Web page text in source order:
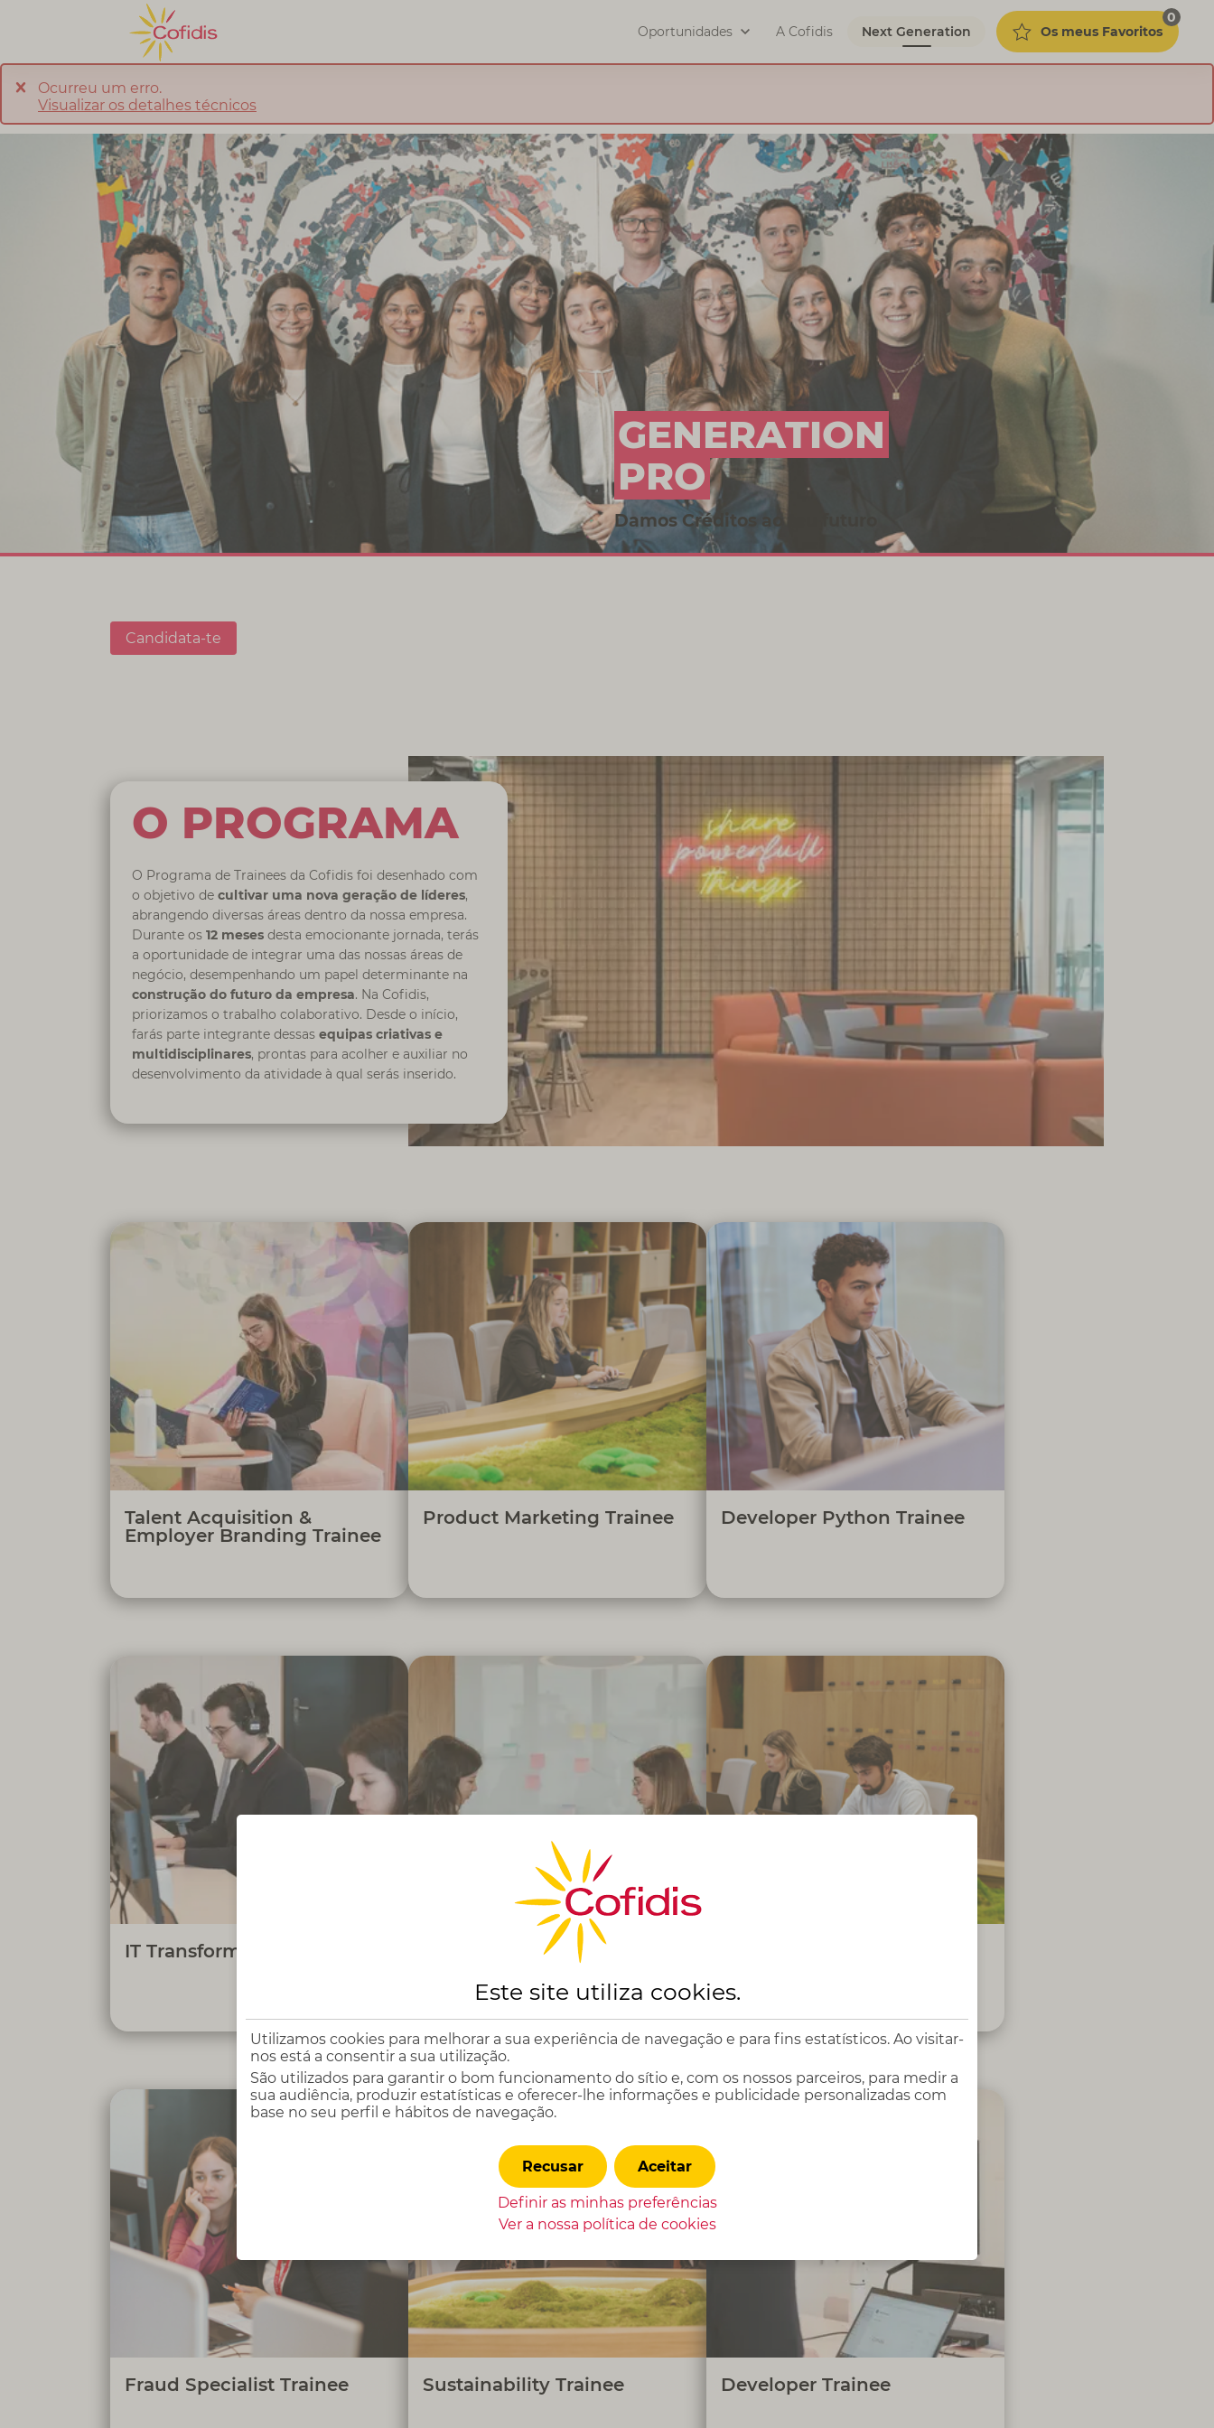
Oportunidades A Cofidis Next Generation Os meus Favoritos
0
Ocurreu um erro.
Visualizar os detalhes técnicos
GENERATION
PRO
Damos Créditos ao teu futuro
Candidata-te
O PROGRAMA
O Programa de Trainees da Cofidis foi desenhado com
o objetivo de cultivar uma nova geração de líderes,
abrangendo diversas áreas dentro da nossa empresa.
Durante os 12 meses desta emocionante jornada, terás
a oportunidade de integrar uma das nossas áreas de
negócio, desempenhando um papel determinante na
construção do futuro da empresa. Na Cofidis,
priorizamos o trabalho colaborativo. Desde o início,
farás parte integrante dessas equipas criativas e
multidisciplinares, prontas para acolher e auxiliar no
desenvolvimento da atividade à qual serás inserido.
Talent Acquisition &
Employer Branding Trainee
Atrair e recrutar recursos qualificados,
através do desenvolvimento e
implementação de estratégias de
captação inovadoras e alinhadas com a
estratégia da organização, com o objetivo
de contribuir para o crescimento
sustentável e a transformação contínua
da Cofidis, enquanto empresa diversa e
inclusiva.
Product Marketing Trainee
A tua missão é apoiar a dinamização dos
produtos digitais da Cofidis, contribuindo
para o crescimento dos canais digitais,
através do acompanhamento de
campanhas, análise de resultados e
identificação de aprendizagens que
impulsionam a melhoria contínua.
Developer Python Trainee
Contribuir para a evolução das soluções
tecnológicas (C# e/ou Python), através de
projetos práticos (PoCs, demonstrações),
num ambiente que valoriza a
experimentação, a aprendizagem
contínua e a aplicação de boas práticas de
código.
IT Transformation Trainee
Apoiar a equipa de IT Transformation na
gestão da comunicação, cultura e
organização da informação da Direção de
Sistemas de Informação, contribuindo
para a eficácia da comunicação interna e
para a centralização da informação,
promovendo a eficiência e o alinhamento
Financial Product Trainee
de um produto de crédito, participando
no desenho, implementação e análise de
experimentos que geram aprendizagens e
ajudam a definir a proposta de valor e a
melhorar a experiência do Cliente.
do negócio da Cofidis e dos seus
parceiros, através do acompanhamento
dos indicadores de negócio e respetiva
implementação de estratégias comerciais,
com o objetivo de contribuir para uma
Fraud Specialist Trainee
Proteger a integridade da Cofidis, dos
clientes e dos parceiros, através da
identificação, prevenção e
acompanhamento ágil e eficiente de
situações de fraude, com o objetivo de
contribuir para a sustentabilidade
financeira e reputação da Cofidis como
um parceiro de confiança.
Sustainability Trainee
Colaborar na implementação de
iniciativas de sustentabilidade na Cofidis,
através do desenvolvimento de projetos e
iniciativas alinhadas com a estratégia do
Grupo - Entreprise à Mission, com o
Cofidis no mercado e de a tornar uma
empresa de referência ao nível da
sustentabilidade.
Developer Trainee
desenvolvimento.
Este site utiliza cookies.
Utilizamos cookies para melhorar a sua experiência de navegação e para fins estatísticos. Ao visitar-
nos está a consentir a sua utilização.
São utilizados para garantir o bom funcionamento do sítio e, com os nossos parceiros, para medir a
sua audiência, produzir estatísticas e oferecer-lhe informações e publicidade personalizadas com
base no seu perfil e hábitos de navegação.
Aceitar
Recusar
Definir as minhas preferências
Ver a nossa política de cookies